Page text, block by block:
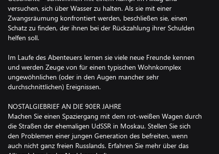
versuchen, sich über Wasser zu halten. Als sie mit einer
Zwangsräumung konfrontiert werden, beschließen sie, einen
Schatz zu finden, der ihnen bei der Rückzahlung ihrer Schulden
helfen soll.
Im Laufe des Abenteuers lernen sie viele neue Freunde kennen
und werden Zeuge von für einen typischen Wohnkomplex
ungewöhnlichen (oder in den Augen mancher sehr
durchschnittlichen) Ereignissen.
NOSTALGIEBRIEF AN DIE 90ER JAHRE
Machen Sie einen Spaziergang mit dem rot-weißen Wagen durch
die Straßen der ehemaligen UdSSR in Moskau. Stellen Sie sich
den Problemen einer jungen Generation des befreiten, wenn
auch nicht ganz freien Russlands. Erfahren Sie mehr über das